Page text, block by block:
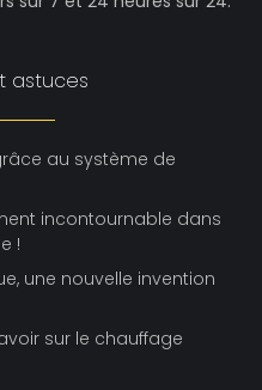
astuces
au système de
incontournable dans
!
une nouvelle invention
sur le chauffage